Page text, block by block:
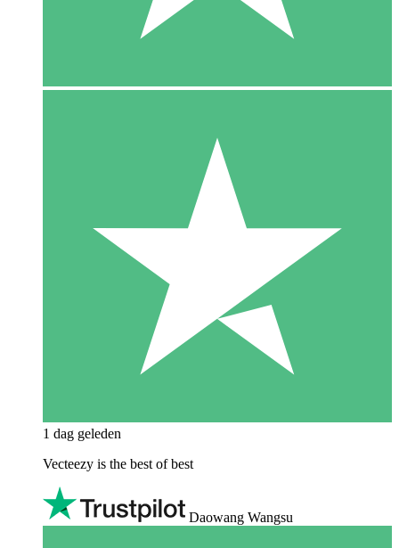
1 dag geleden
Vecteezy is the best of best
Daowang Wangsu